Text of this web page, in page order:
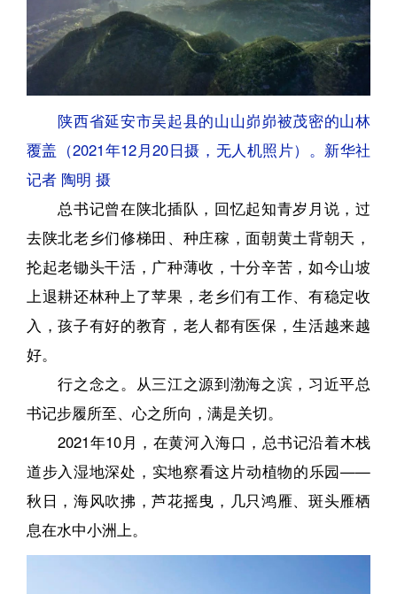
陕西省延安市吴起县的山山峁峁被茂密的山林
覆盖（2021年12月20日摄，无人机照片）。新华社
记者 陶明 摄
总书记曾在陕北插队，回忆起知青岁月说，过
去陕北老乡们修梯田、种庄稼，面朝黄土背朝天，
抡起老锄头干活，广种薄收，十分辛苦，如今山坡
上退耕还林种上了苹果，老乡们有工作、有稳定收
入，孩子有好的教育，老人都有医保，生活越来越
好。
行之念之。从三江之源到渤海之滨，习近平总
书记步履所至、心之所向，满是关切。
2021年10月，在黄河入海口，总书记沿着木栈
道步入湿地深处，实地察看这片动植物的乐园——
秋日，海风吹拂，芦花摇曳，几只鸿雁、斑头雁栖
息在水中小洲上。